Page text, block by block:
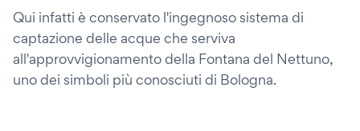
Qui infatti è conservato l'ingegnoso sistema di
captazione delle acque che serviva
all'approvvigionamento della Fontana del Nettuno,
uno dei simboli più conosciuti di Bologna.